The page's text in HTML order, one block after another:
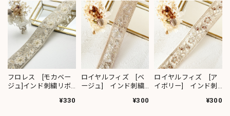
フロレス [モカベー
ジュ]インド刺繍リボ
¥330
ロイヤルフィズ [ベ
ージュ] インド刺繍
¥300
ロイヤルフィズ [ア
イボリー] インド刺
¥300